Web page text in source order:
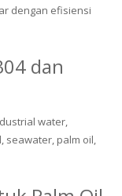
dengan efisiensi
dan
water,
seawater, palm oil,